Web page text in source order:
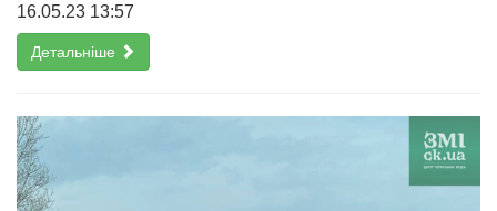
16.05.23 13:57
Детальніше